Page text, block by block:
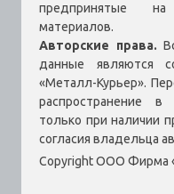
предпринятые
материалов.
Авторские права.
данные являются
«Металл-Курьер».
распространение
только при наличии
согласия владельца
Copyright ООО Фирма